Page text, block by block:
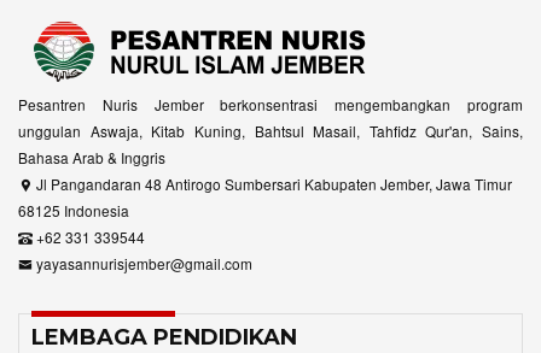
Pesantren Nuris Jember berkonsentrasi mengembangkan program
unggulan Aswaja, Kitab Kuning, Bahtsul Masail, Tahfidz Qur'an, Sains,
Bahasa Arab & Inggris
Jl Pangandaran 48 Antirogo Sumbersari Kabupaten Jember, Jawa Timur
68125 Indonesia
+62 331 339544
yayasannurisjember@gmail.com
LEMBAGA PENDIDIKAN